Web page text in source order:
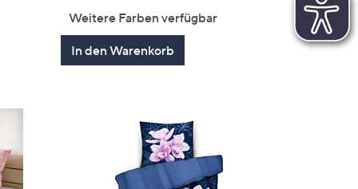
5
Weitere Farben verfügbar
In den Warenkorb